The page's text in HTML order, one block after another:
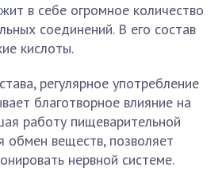
в себе огромное количество
соединений. В его состав
кислоты.
регулярное употребление
благотворное влияние на
работу пищеварительной
обмен веществ, позволяет
нервной системе.